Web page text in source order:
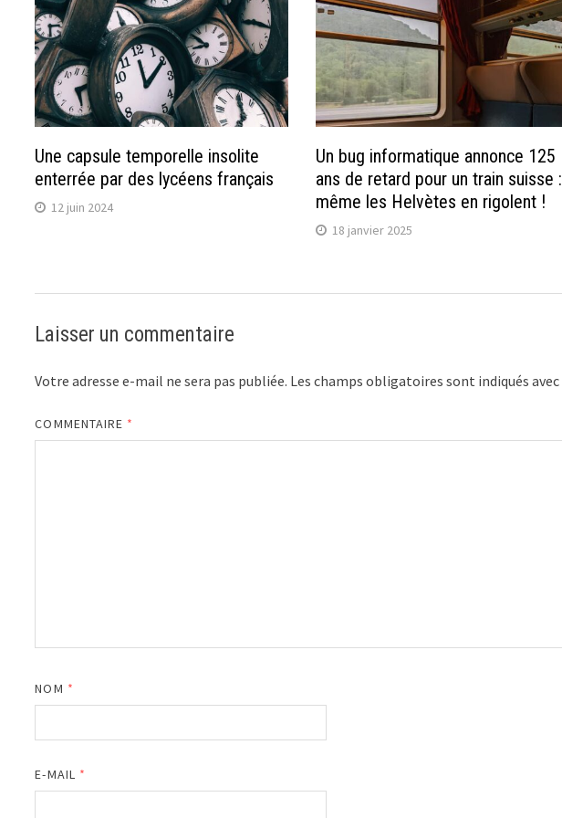
Une capsule temporelle insolite
enterrée par des lycéens français
12 juin 2024
Un bug informatique annonce 125
ans de retard pour un train suisse :
même les Helvètes en rigolent !
18 janvier 2025
Laisser un commentaire
Votre adresse e-mail ne sera pas publiée. Les champs obligatoires sont indiqués avec
COMMENTAIRE *
NOM *
E-MAIL *